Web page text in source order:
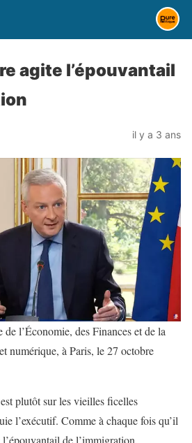
agite l’épouvantail
il y a 3 ans
l’Économie, des Finances et de la
numérique, à Paris, le 27 octobre
plutôt sur les vieilles ficelles
l’exécutif. Comme à chaque fois qu’il
de l’immigration.